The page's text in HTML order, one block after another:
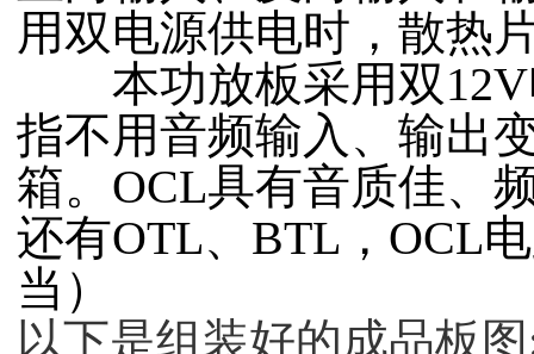
用双电源供电时，散热
本功放板采用双12V
指不用音频输入、输出
箱。OCL具有音质佳、
还有OTL、BTL，OCL
当）
以下是组装好的成品板